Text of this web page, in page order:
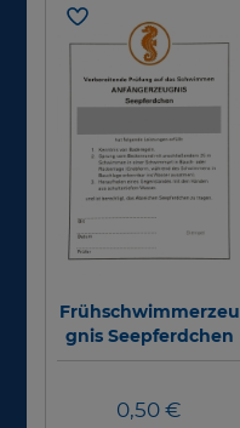
Frühschwimmerzeu
gnis Seepferdchen
0,50 €